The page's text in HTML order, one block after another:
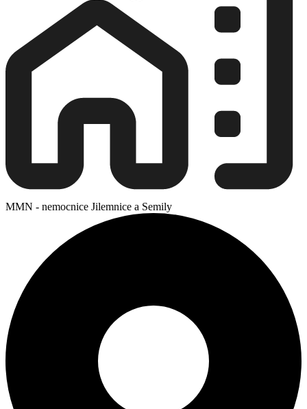
MMN - nemocnice Jilemnice a Semily